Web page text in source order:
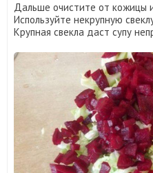
Дальше очистите от кожицы
Используйте некрупную
Крупная свекла даст супу